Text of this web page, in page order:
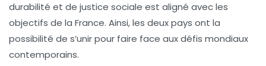
durabilité et de justice sociale est aligné avec les
objectifs de la France. Ainsi, les deux pays ont la
possibilité de s’unir pour faire face aux défis mondiaux
contemporains.